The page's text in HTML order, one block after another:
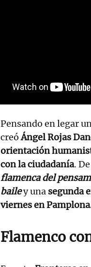
Pensando en legar
creóÁngel Rojas
orientación
con la ciudadanía.
flamenca del
bailey una segunda
viernes en
Flamenco